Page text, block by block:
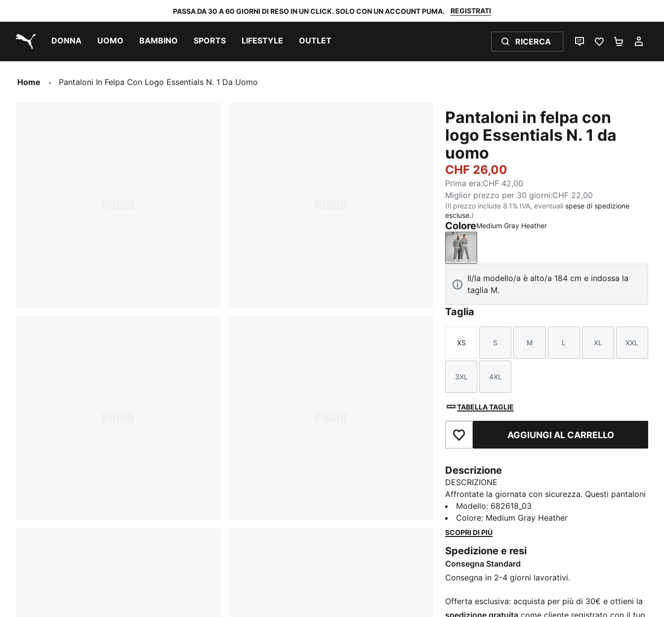
PASSA DA 30 A 60 GIORNI DI RESO IN UN CLICK. SOLO CON UN ACCOUNT PUMA. REGISTRATI
DONNA UOMO BAMBINO SPORTS LIFESTYLE OUTLET RICERCA
CHAT PREFERITI 0
Home Pantaloni In Felpa Con Logo Essentials N. 1 Da Uomo
Pantaloni in felpa con
logo Essentials N. 1 da
uomo
CHF 26,00
Prima era:CHF 42,00
Miglior prezzo per 30 giorni:CHF 22,00
(Il prezzo include 8.1% IVA, eventuali spese di spedizione
escluse.)
ColoreMedium Gray Heather
Medium Gray Heather
Il/la modello/a è alto/a 184 cm e indossa la
taglia M.
Taglia
Taglia
XS
Taglia
S
Taglia
M
Taglia
L
Taglia
XL
Taglia
XXL
Taglia
3XL
Taglia
4XL
TABELLA TAGLIE
Aggiungi ai PreferitiAGGIUNGI AL CARRELLO
Descrizione
DESCRIZIONE
Affrontate la giornata con sicurezza. Questi pantaloni
in jersey presentano una fascia elasticizzata in vita
con coulisse interna per una vestibilità sartoriale e
polsini a coste per una finitura elegante. Perfetto per
orgoglio PUMA.
CARATTERISTICHE + VANTAGGI
Con almeno il 20% di cotone riciclato
Vestibilità regolare
Jersey semplice
Modello: 682618_03
Colore: Medium Gray Heather
SCOPRI DI PIÙ
Spedizione e resi
Consegna Standard
Consegna in 2-4 giorni lavorativi.
Offerta esclusiva: acquista per più di 30€ e ottieni la